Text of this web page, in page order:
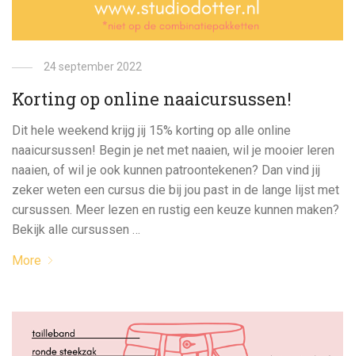
24 september 2022
Korting op online naaicursussen!
Dit hele weekend krijg jij 15% korting op alle online
naaicursussen! Begin je net met naaien, wil je mooier leren
naaien, of wil je ook kunnen patroontekenen? Dan vind jij
zeker weten een cursus die bij jou past in de lange lijst met
cursussen. Meer lezen en rustig een keuze kunnen maken?
Bekijk alle cursussen …
More